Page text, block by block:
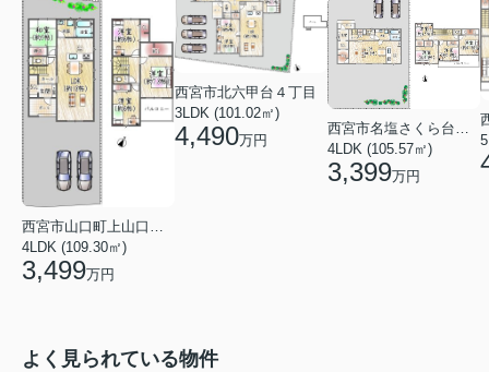
西宮市山口町上山口１丁目
4LDK (109.30㎡)
3,499万円
西宮市北六甲台４丁目
3LDK (101.02㎡)
4,490万円
西宮市名塩さくら台３丁目
4LDK (105.57㎡)
3,399万円
よく見られている物件